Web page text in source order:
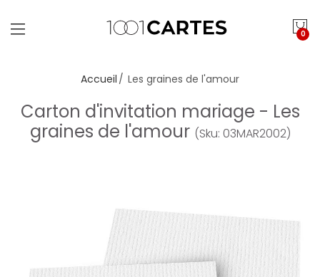
0
Accueil Les graines de l'amour
Carton d'invitation mariage - Les
graines de l'amour (Sku: 03MAR2002)